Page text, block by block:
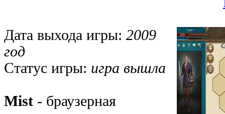
Дата выхода игры: 2009
год
Статус игры: игра вышла
Mist - браузерная